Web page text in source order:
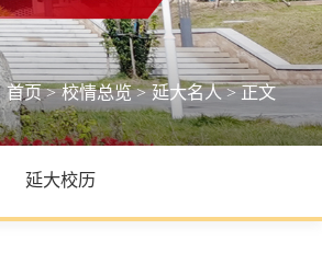
首页 > 校情总览 > 延大名人 > 正文
延大校历